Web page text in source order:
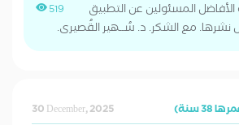
519
المسئولين عن التطبيق
نشرها. مع الشكر. د. سُــهير القُصيرى.
سنة) 30 December, 2025